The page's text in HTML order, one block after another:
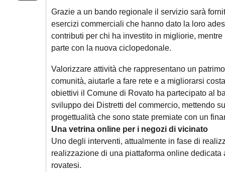
Grazie a un bando regionale il servizio sarà
esercizi commerciali che hanno dato la loro
contributi per chi ha investito in migliorie, mentre
parte con la nuova ciclopedonale.
Valorizzare attività che rappresentano un
comunità, aiutarle a fare rete e a migliorarsi
obiettivi il Comune di Rovato ha partecipato al
sviluppo dei Distretti del commercio, mettendo
progettualità che sono state premiate con un
Una vetrina online per i negozi di vicinato
Uno degli interventi, attualmente in fase di
realizzazione di una piattaforma online
rovatesi.